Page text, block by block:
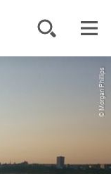
© Morgan Phillips